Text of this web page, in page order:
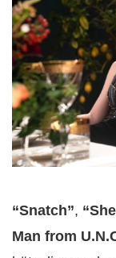
“Snatch”,
Man from